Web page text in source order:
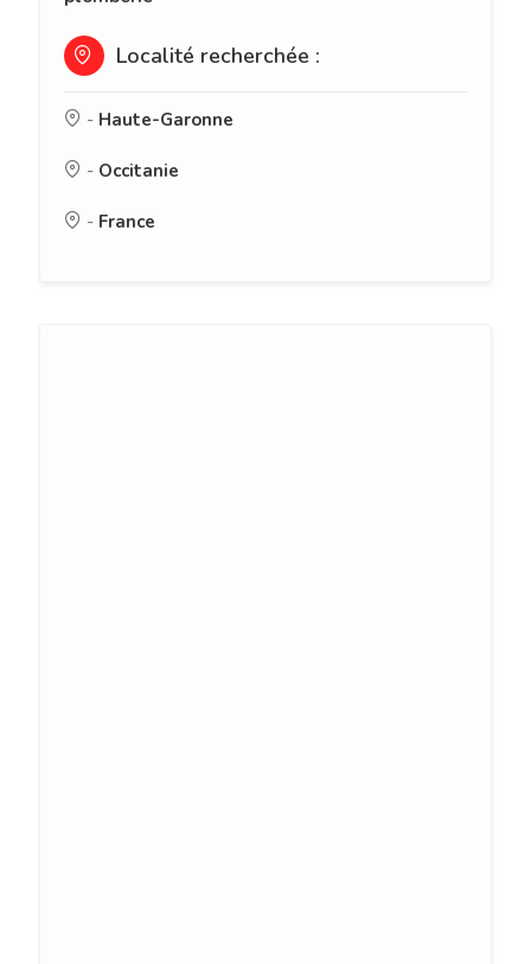
Localité recherchée :
- Haute-Garonne
- Occitanie
- France